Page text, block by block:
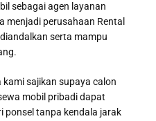
sebagai agen layanan
menjadi perusahaan Rental
serta mampu
sajikan supaya calon
mobil pribadi dapat
ponsel tanpa kendala jarak